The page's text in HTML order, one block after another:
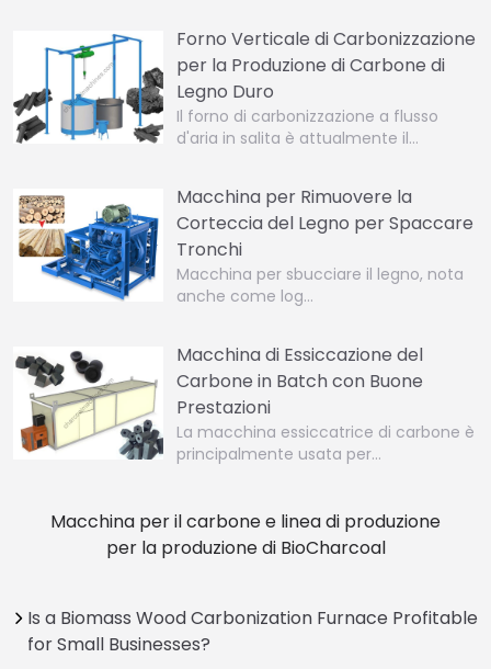
Forno Verticale di Carbonizzazione
per la Produzione di Carbone di
Legno Duro
Il forno di carbonizzazione a flusso
d'aria in salita è attualmente il…
Macchina per Rimuovere la
Corteccia del Legno per Spaccare
Tronchi
Macchina per sbucciare il legno, nota
anche come log…
Macchina di Essiccazione del
Carbone in Batch con Buone
Prestazioni
La macchina essiccatrice di carbone è
principalmente usata per…
Macchina per il carbone e linea di produzione
per la produzione di BioCharcoal
Is a Biomass Wood Carbonization Furnace Profitable
for Small Businesses?